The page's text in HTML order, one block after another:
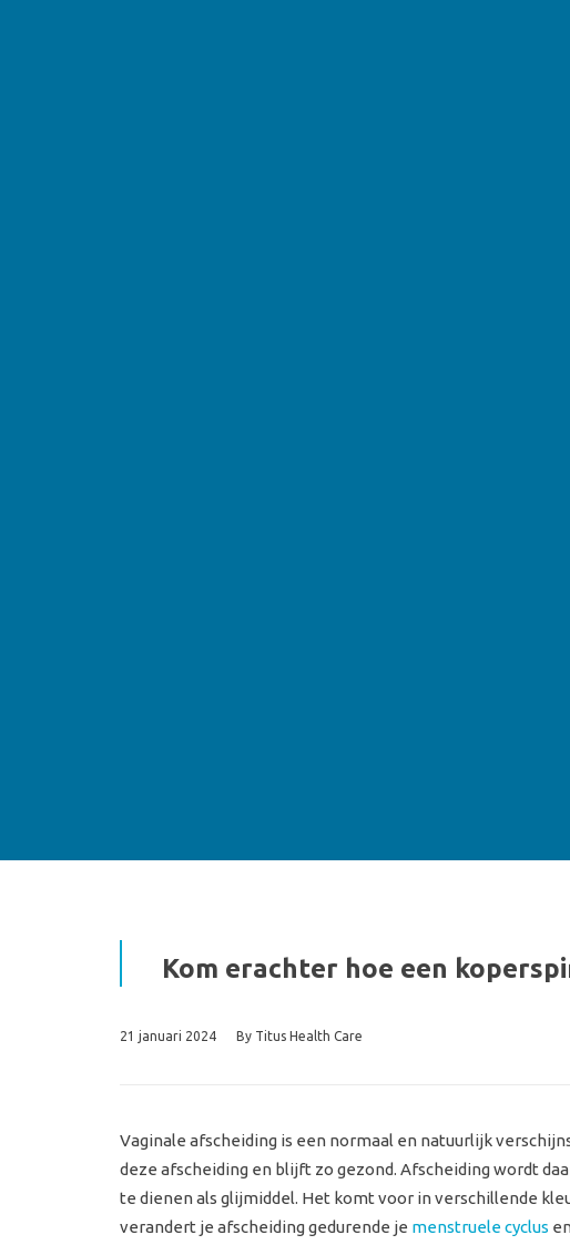
Kom erachter hoe een
21 januari 2024 By Titus Health Care
Vaginale afscheiding is een normaal en natuurlijk
deze afscheiding en blijft zo gezond. Afscheiding wordt
te dienen als glijmiddel. Het komt voor in verschillende
verandert je afscheiding gedurende je menstruele cyclus